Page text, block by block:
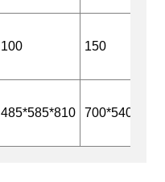
100 150
485*585*810